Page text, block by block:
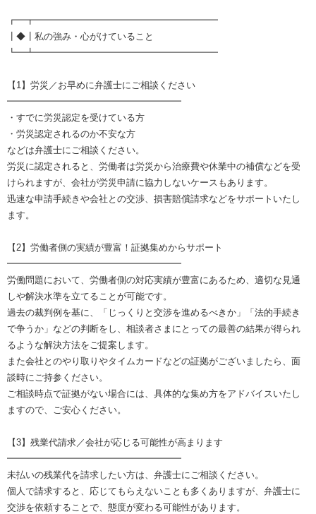
┏━┳━━━━━━━━━━━━━━━━━━━━
┃◆┃私の強み・心がけていること
┗━┻━━━━━━━━━━━━━━━━━━━━
【1】労災／お早めに弁護士にご相談ください
━━━━━━━━━━━━━━━━━━━
・すでに労災認定を受けている方
・労災認定されるのか不安な方
などは弁護士にご相談ください。
労災に認定されると、労働者は労災から治療費や休業中の補償などを受
けられますが、会社が労災申請に協力しないケースもあります。
迅速な申請手続きや会社との交渉、損害賠償請求などをサポートいたし
ます。
【2】労働者側の実績が豊富！証拠集めからサポート
━━━━━━━━━━━━━━━━━━━
労働問題において、労働者側の対応実績が豊富にあるため、適切な見通
しや解決水準を立てることが可能です。
過去の裁判例を基に、「じっくりと交渉を進めるべきか」「法的手続き
で争うか」などの判断をし、相談者さまにとっての最善の結果が得られ
るような解決方法をご提案します。
また会社とのやり取りやタイムカードなどの証拠がございましたら、面
談時にご持参ください。
ご相談時点で証拠がない場合には、具体的な集め方をアドバイスいたし
ますので、ご安心ください。
【3】残業代請求／会社が応じる可能性が高まります
━━━━━━━━━━━━━━━━━━━
未払いの残業代を請求したい方は、弁護士にご相談ください。
個人で請求すると、応じてもらえないことも多くありますが、弁護士に
交渉を依頼することで、態度が変わる可能性があります。